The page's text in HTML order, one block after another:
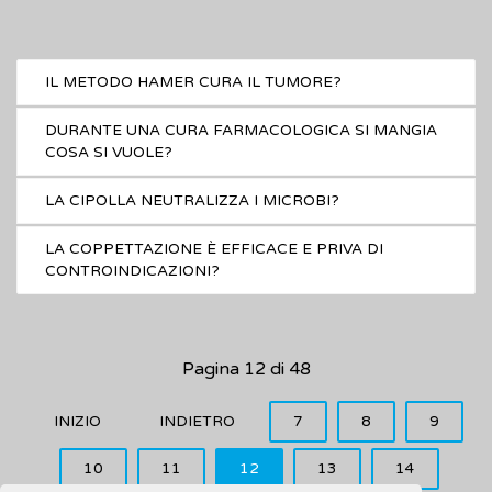
IL METODO HAMER CURA IL TUMORE?
DURANTE UNA CURA FARMACOLOGICA SI MANGIA
COSA SI VUOLE?
LA CIPOLLA NEUTRALIZZA I MICROBI?
LA COPPETTAZIONE È EFFICACE E PRIVA DI
CONTROINDICAZIONI?
Pagina 12 di 48
INIZIO INDIETRO 7 8 9
10 11 12 13 14